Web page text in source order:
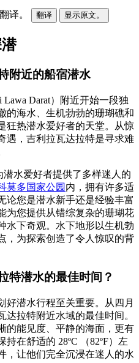
译。 翻译 显示原文。
附近的船宿潜水
Darat）附近开始一段独
的海水、生机勃勃的珊瑚礁和
狂热潜水爱好者的天堂。从惊
遇，吉利拉瓦达拉特是寻求难
潜水爱好者提供了多样迷人的
莫多国家公园 内，拥有许多适
论您是潜水新手还是经验丰富
为您提供从错综复杂的珊瑚花
水下奇观。水下地形以生机勃
，为探索创造了令人惊叹的背
特潜水的最佳时间？
好潜水行程至关重要。从四月
拉特附近水域的最佳时间。
的能见度、平静的海面，更有
在舒适的 28ºC （82ºF）左
，让他们完全沉浸在迷人的水